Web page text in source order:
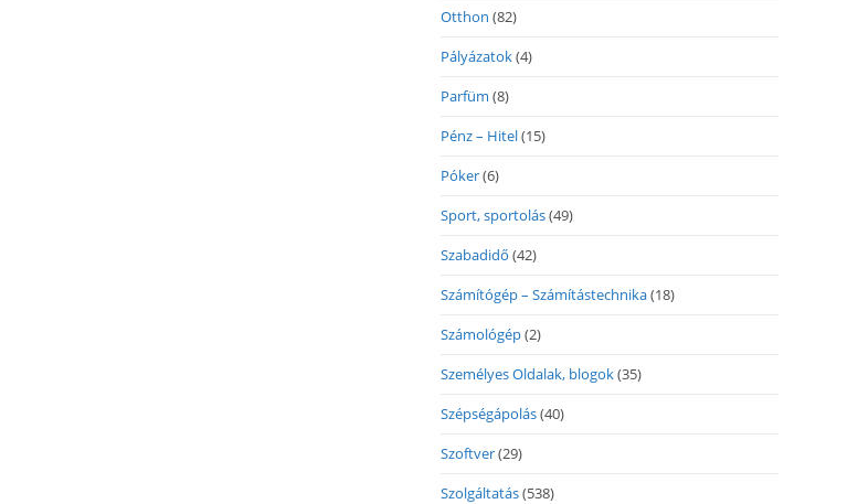
Otthon (82)
Pályázatok(4)
Parfüm (8)
Pénz – Hitel(15)
Póker(6)
Sport, sportolás(49)
Szabadidő (42)
Számítógép – Számítástechnika(18)
Számológép(2)
Személyes Oldalak, blogok(35)
Szépségápolás(40)
Szoftver(29)
Szolgáltatás(538)